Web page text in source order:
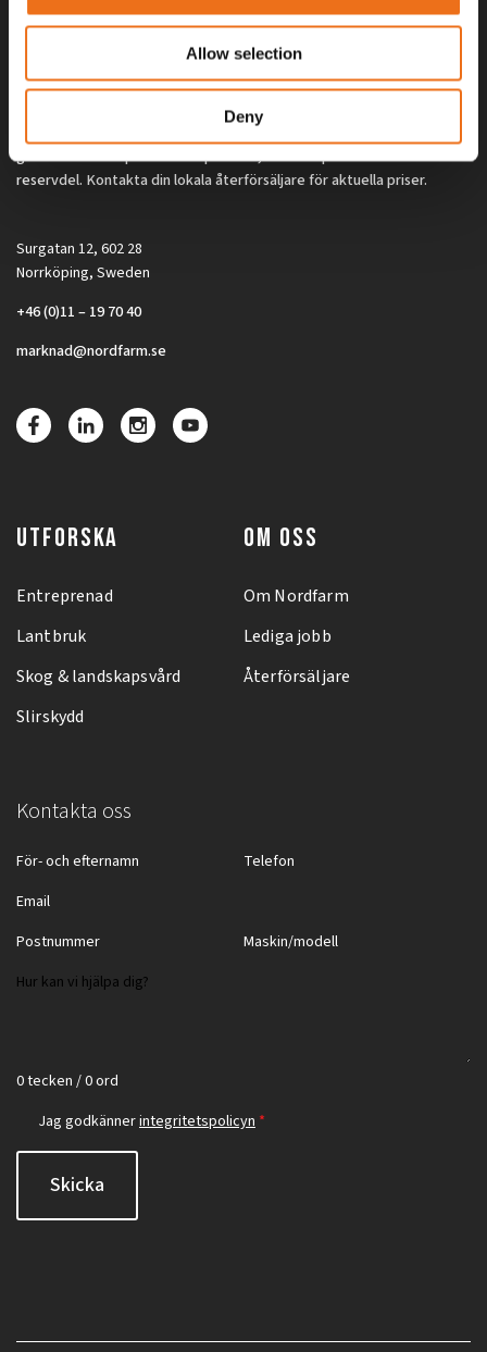
Allow selection
Deny
Alla priser på tillbehör och tillval gäller vid köp av ny maskin. Priserna
gäller inte vid köp av enskild produkt, till exempel
reservdel. Kontakta din lokala återförsäljare för aktuella priser.
Surgatan 12, 602 28
Norrköping, Sweden
+46 (0)11 – 19 70 40
marknad@nordfarm.se
UTFORSKA
Entreprenad
Lantbruk
Skog & landskapsvård
Slirskydd
OM OSS
Om Nordfarm
Lediga jobb
Återförsäljare
Kontakta oss
0 tecken / 0 ord
Jag godkännerintegritetspolicyn *
Skicka